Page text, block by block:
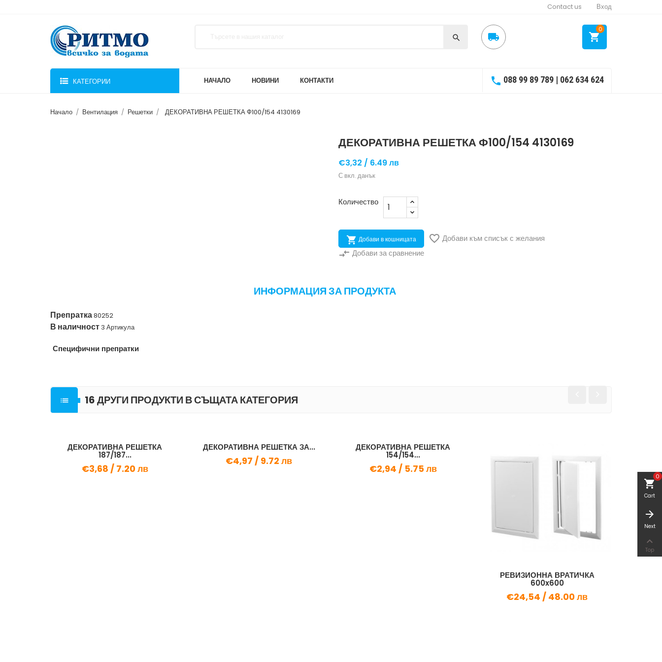
Вход
Contact us
  
0
КАТЕГОРИИ НАЧАЛО НОВИНИ КОНТАКТИ  088 99 89 789 | 062 634 624
Начало Вентилация Решетки ДЕКОРАТИВНА РЕШЕТКА Ф100/154 4130169
ДЕКОРАТИВНА РЕШЕТКА Ф100/154 4130169
€3,32 / 6.49 лв
С вкл. данък
Количество
 Добави в кошницата  Добави към списък с желания
compare_arrows Добави за сравнение
ИНФОРМАЦИЯ ЗА ПРОДУКТА
Препратка80252
В наличност 3 Артикула
Специфични препратки
 16 ДРУГИ ПРОДУКТИ В СЪЩАТА КАТЕГОРИЯ
ДЕКОРАТИВНА РЕШЕТКА
187/187...
€3,68 / 7.20 лв
ДЕКОРАТИВНА РЕШЕТКА ЗА...
€4,97 / 9.72 лв
ДЕКОРАТИВНА РЕШЕТКА
154/154...
€2,94 / 5.75 лв
РЕВИЗИОННА ВРАТИЧКА
600x600
€24,54 / 48.00 лв
shopping_cart
Cart
0
arrow_forward
Next

Top